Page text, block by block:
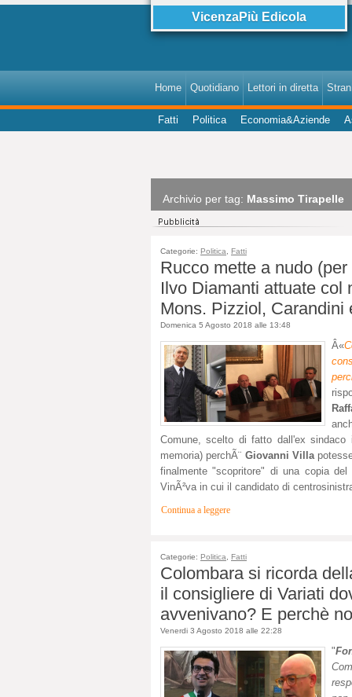
VicenzaPiù Edicola
Home Quotidiano Lettori in diretta
Fatti Politica Economia&Aziende
Archivio per tag: Massimo Tirapelle
Categorie: Politica Fatti
Rucco mette a nudo
Ilvo Diamanti attuate col
Mons. Pizziol, Carandini
Domenica 5 Agosto 2018 alle 13:48
Â«
Comune, scelto di fatto dall'ex sindaco
memoria) perchÃ¨ Giovanni Villa
finalmente "scopritore" di una copia del
VinÃ²va in cui il candidato di
Continua a leggere
Categorie: Politica Fatti
Colombara si ricorda
il consigliere di Variati
avvenivano? E perchè
Venerdi 3 Agosto 2018 alle 22:28
"